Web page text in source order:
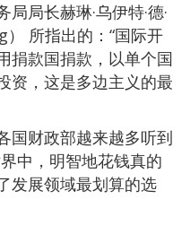
局长赫琳·乌伊特·德·
所指出的：“国际开
捐款国捐款，以单个国
资，这是多边主义的最
国财政部越来越多听到
中，明智地花钱真的
发展领域最划算的选